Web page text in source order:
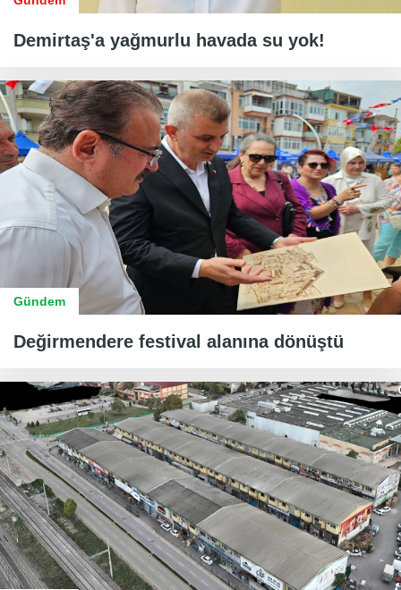
Demirtaş'a yağmurlu havada su yok!
Gündem
Değirmendere festival alanına dönüştü